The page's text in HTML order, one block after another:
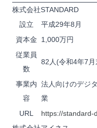
株式会社STANDARD
設立
平成29年8月
資本金
1,000万円
従業員
数
82人(令和4年7月
事業内
容
法人向けのデジ
業
URL
https://standard-